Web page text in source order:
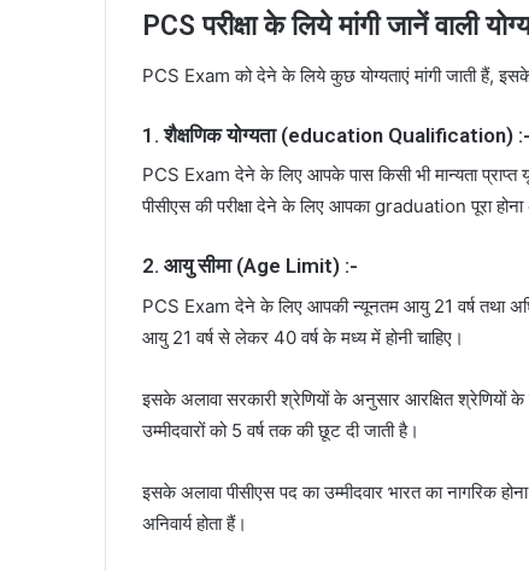
PCS परीक्षा के लिये मांगी जानें वाली
PCS Exam को देने के लिये कुछ योग्यताएं मांगी जाती हैं, इसके
1. शैक्षणिक योग्यता (education Qualification) :-
PCS Exam देने के लिए आपके पास किसी भी मान्यता प्राप्त
पीसीएस की परीक्षा देने के लिए आपका graduation पूरा होना
2. आयु सीमा (Age Limit) :-
PCS Exam देने के लिए आपकी न्यूनतम आयु 21 वर्ष तथा
आयु 21 वर्ष से लेकर 40 वर्ष के मध्य में होनी चाहिए।
इसके अलावा सरकारी श्रेणियों के अनुसार आरक्षित श्रेणियों
उम्मीदवारों को 5 वर्ष तक की छूट दी जाती है।
इसके अलावा पीसीएस पद का उम्मीदवार भारत का नागरिक
अनिवार्य होता हैं।